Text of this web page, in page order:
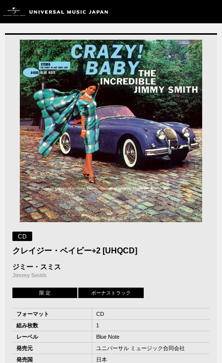
CD
クレイジー・ベイビー+2 [UHQCD]
ジミー・スミス
Jimmy Smith
限 定 ボーナストラック
フォーマット
CD
組み枚数
1
レーベル
Blue Note
発売元
ユニバーサル ミュージック合同会社
発売国
日本